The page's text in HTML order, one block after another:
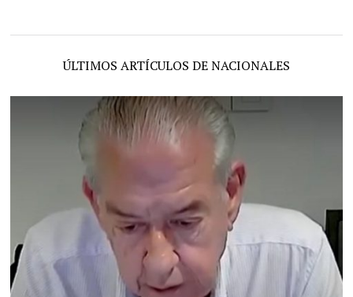
ÚLTIMOS ARTÍCULOS DE NACIONALES